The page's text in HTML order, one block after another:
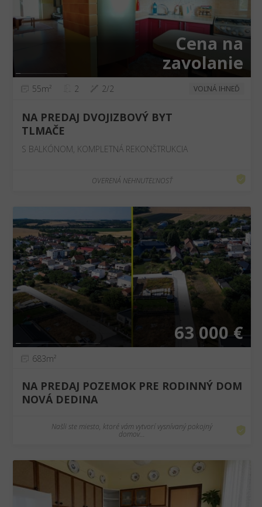
Cena na
zavolanie
55m² 2 2/2 VOĽNÁ IHNEĎ
NA PREDAJ DVOJIZBOVÝ BYT
TLMAČE
S BALKÓNOM, KOMPLETNÁ REKONŠTRUKCIA
OVERENÁ NEHNUTEĽNOSŤ
❮ ❯
63 000 €
683m²
NA PREDAJ POZEMOK PRE RODINNÝ DOM
NOVÁ DEDINA
Našli ste miesto, ktoré vám vytvorí vysnívaný pokojný
domov...